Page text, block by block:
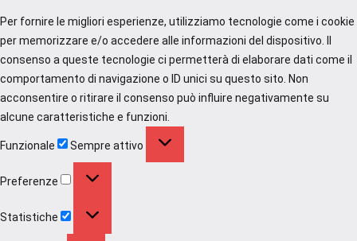
Per fornire le migliori esperienze, utilizziamo tecnologie come i cookie
per memorizzare e/o accedere alle informazioni del dispositivo. Il
consenso a queste tecnologie ci permetterà di elaborare dati come il
comportamento di navigazione o ID unici su questo sito. Non
acconsentire o ritirare il consenso può influire negativamente su
alcune caratteristiche e funzioni.
Funzionale Sempre attivo
Preferenze
Statistiche